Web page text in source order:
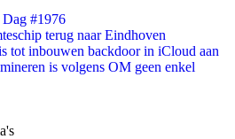
Dag #1976
terug naar Eindhoven
tot inbouwen backdoor in iCloud aan
is volgens OM geen enkel